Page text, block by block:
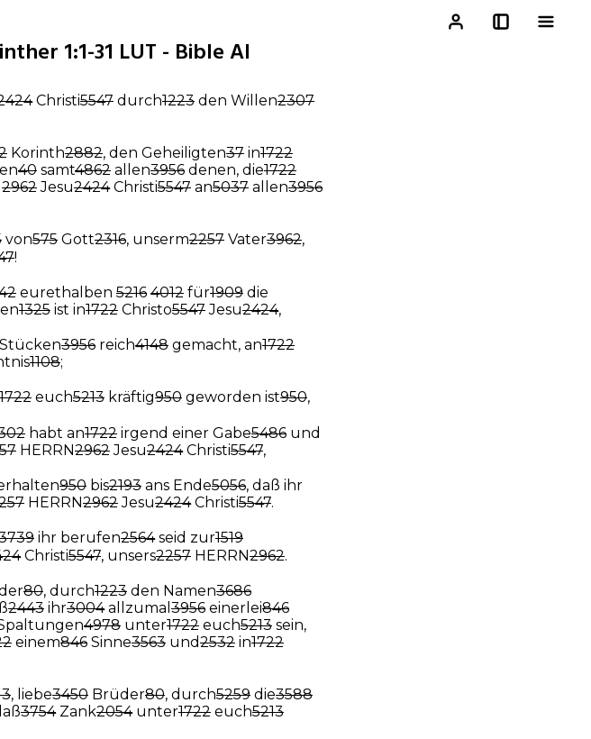
1:1-31 LUT - Bible AI
Christi5547 durch1223 den Willen2307
Korinth2882, den Geheiligten37 in1722
40 samt4862 allen3956 denen, die1722
2962Jesu2424Christi5547 an5037 allen3956
von575 Gott2316, unserm2257 Vater3962,
!
eurethalben 5216 4012 für1909 die
1325 ist in1722 Christo5547Jesu2424,
3956 reich4148 gemacht, an1722
1108;
1722 euch5213 kräftig950 geworden ist950,
habt an1722 irgend einer Gabe5486 und
HERRN2962Jesu2424Christi5547,
950 bis2193 ans Ende5056, daß ihr
HERRN2962Jesu2424Christi5547.
ihr berufen2564seid zur1519
Christi5547, unsers2257 HERRN2962.
80, durch1223 den Namen3686
2443 ihr3004allzumal 3956 einerlei846
4978 unter1722 euch5213 sein,
einem846 Sinne3563 und2532 in1722
, liebe3450 Brüder80, durch5259 die3588
3754Zank2054unter1722 euch5213